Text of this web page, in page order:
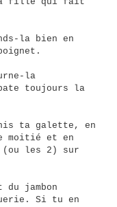
la fille qui fait
la bien en
la
toujours la
ta galette, en
moitié et en
(ou les 2) sur
jambon
Si tu en